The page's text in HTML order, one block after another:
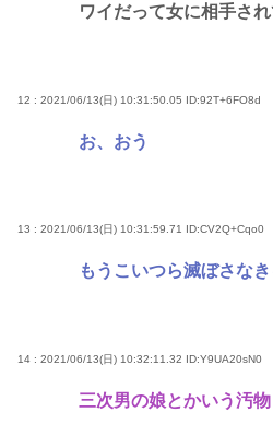
ワイだって女に相手さ
12 : 2021/06/13(日) 10:31:50.05 ID:92T+6FO8d
お、おう
13 : 2021/06/13(日) 10:31:59.71 ID:CV2Q+Cqo0
もうこいつら滅ぼさな
14 : 2021/06/13(日) 10:32:11.32 ID:Y9UA20sN0
三次男の娘とかいう汚物